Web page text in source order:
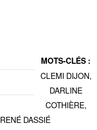
MOTS-CLÉS :
CLEMI DIJON,
DARLINE
COTHIÈRE,
RENÉ DASSIÉ